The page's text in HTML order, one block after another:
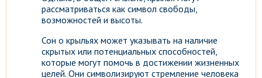
рассматриваться как символ свободы,
возможностей и высоты.
Сон о крыльях может указывать на наличие
скрытых или потенциальных способностей,
которые могут помочь в достижении жизненных
целей. Они символизируют стремление человека